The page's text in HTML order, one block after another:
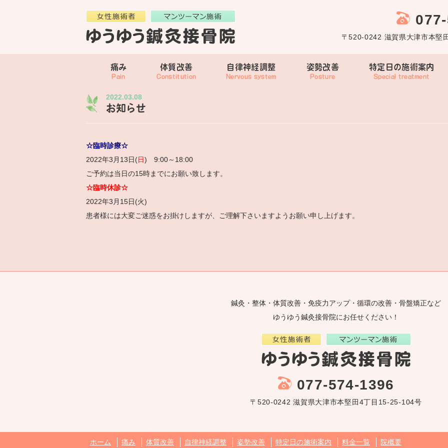
〒520-0242 滋賀県大津市本堅
痛み 体質改善 自律神経調整 姿勢改善 特定日の施術案内
2022.03.08
お知らせ
☆臨時診療☆
2022年3月13日(日) 9:00～18:00
ご予約は当日の15時までにお願い致します。
☆臨時休診☆
2022年3月15日(火)
患者様には大変ご迷惑をお掛けしますが、ご理解下さいますようお願い申し上げます。
鍼灸・整体・体質改善・免疫力アップ・循環の改善・骨盤矯正など
ゆうゆう鍼灸接骨院にお任せください！
077-574-1396
〒520-0242 滋賀県大津市本堅田4丁目15-25-104号
ホーム 痛み 体質改善 自律神経調整 姿勢改善 特定日の施術案内 料金一覧 院概要